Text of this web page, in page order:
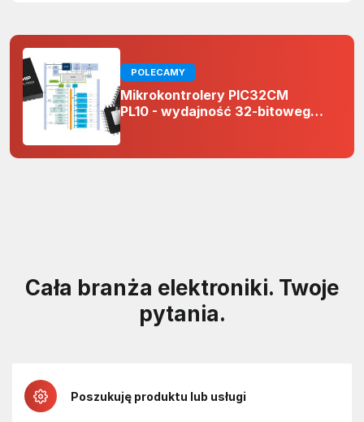
POLECAMY
Mikrokontrolery PIC32CM
PL10 - wydajność 32-bitowego
projektach 5 V
Cała branża elektroniki. Twoje
pytania.
Poszukuję produktu lub usługi